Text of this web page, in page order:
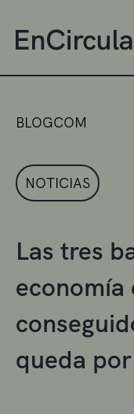
BLOGCOM
NOTICIAS
Las tres
economía
queda